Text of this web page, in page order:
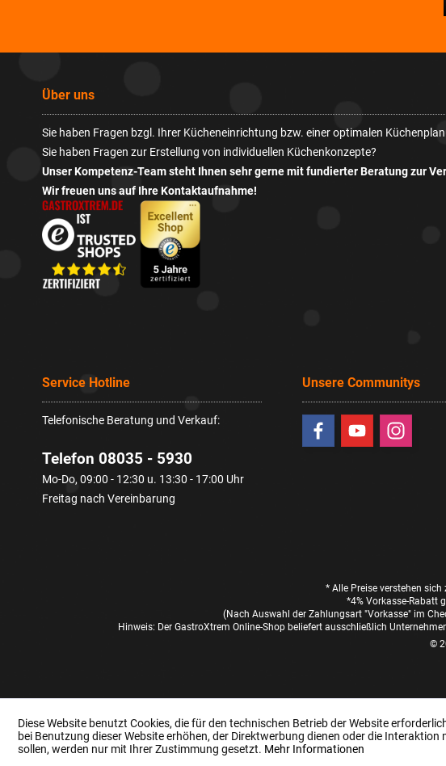
Über uns
Sie haben Fragen bzgl. Ihrer Kücheneinrichtung bzw. einer optimalen
Sie haben Fragen zur Erstellung von individuellen Küchenkonzepte?
Unser Kompetenz-Team steht Ihnen sehr gerne mit fundierter Beratung zur
Wir freuen uns auf Ihre Kontaktaufnahme!
Service Hotline
Telefonische Beratung und Verkauf:
Telefon 08035 - 5930
Mo-Do, 09:00 - 12:30 u. 13:30 - 17:00 Uhr
Freitag nach Vereinbarung
Unsere Communitys
* Alle Preise verstehen
*4% Vorkasse-Rabatt
(Nach Auswahl der Zahlungsart "Vorkasse" im
Hinweis: Der GastroXtrem Online-Shop beliefert ausschließlich
©
Diese Website benutzt Cookies, die für den technischen Betrieb der Website
bei Benutzung dieser Website erhöhen, der Direktwerbung dienen oder die
sollen, werden nur mit Ihrer Zustimmung gesetzt. Mehr Informationen